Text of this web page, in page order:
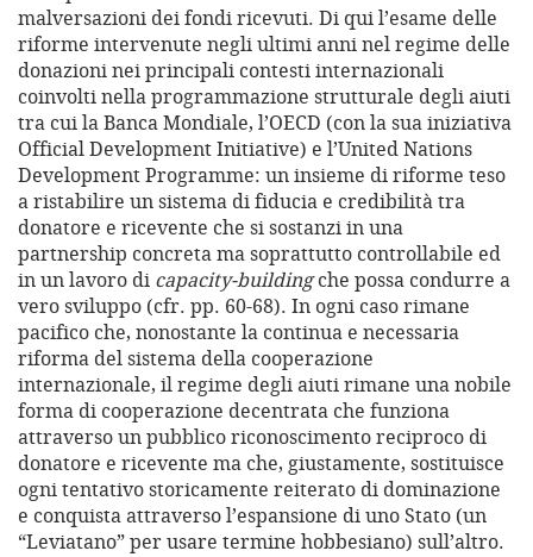
malversazioni dei fondi ricevuti. Di qui l’esame delle
riforme intervenute negli ultimi anni nel regime delle
donazioni nei principali contesti internazionali
coinvolti nella programmazione strutturale degli aiuti
tra cui la Banca Mondiale, l’OECD (con la sua iniziativa
Official Development Initiative) e l’United Nations
Development Programme: un insieme di riforme teso
a ristabilire un sistema di fiducia e credibilità tra
donatore e ricevente che si sostanzi in una
partnership concreta ma soprattutto controllabile ed
in un lavoro di capacity-buildingche possa condurre a
vero sviluppo (cfr. pp. 60-68). In ogni caso rimane
pacifico che, nonostante la continua e necessaria
riforma del sistema della cooperazione
internazionale, il regime degli aiuti rimane una nobile
forma di cooperazione decentrata che funziona
attraverso un pubblico riconoscimento reciproco di
donatore e ricevente ma che, giustamente, sostituisce
ogni tentativo storicamente reiterato di dominazione
e conquista attraverso l’espansione di uno Stato (un
“Leviatano” per usare termine hobbesiano) sull’altro.